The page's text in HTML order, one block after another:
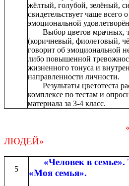
жёлтый, голубой, зелёный,
свидетельствует чаще всего
эмоциональной
Выбор цветов мрачных,
(коричневый, фиолетовый,
говорит об эмоциональной
либо повышенной
жизненного тонуса и
направленности личности.
Результаты цветотеста
комплексе по тестам и
материала за 3-4 класс.
ЛЮДЕЙ»
5
«Человек в семье».
«Моя семья».